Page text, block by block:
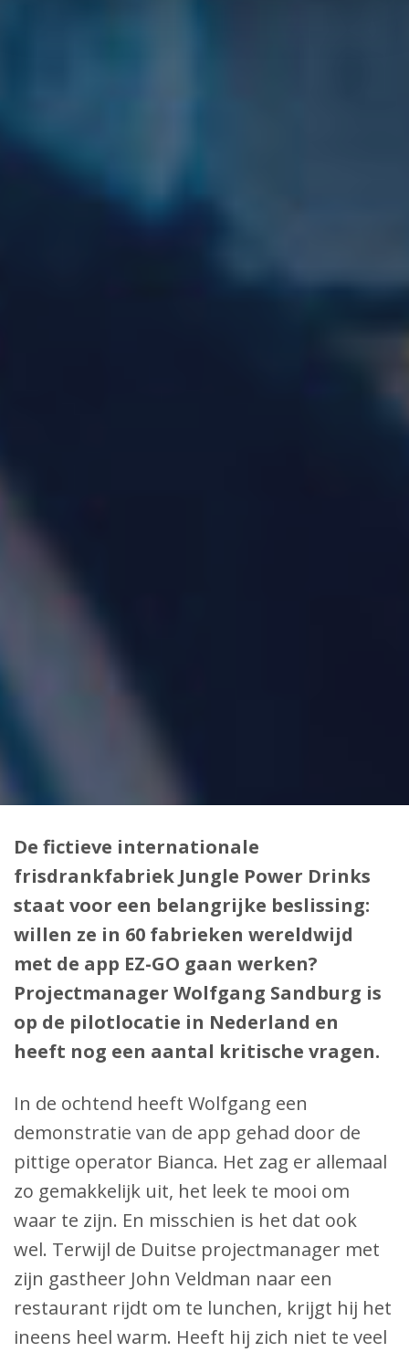
De fictieve internationale
frisdrankfabriek Jungle Power Drinks
staat voor een belangrijke beslissing:
willen ze in 60 fabrieken wereldwijd
met de app EZ-GO gaan werken?
Projectmanager Wolfgang Sandburg is
op de pilotlocatie in Nederland en
heeft nog een aantal kritische vragen.
In de ochtend heeft Wolfgang een
demonstratie van de app gehad door de
pittige operator Bianca. Het zag er allemaal
zo gemakkelijk uit, het leek te mooi om
waar te zijn. En misschien is het dat ook
wel. Terwijl de Duitse projectmanager met
zijn gastheer John Veldman naar een
restaurant rijdt om te lunchen, krijgt hij het
ineens heel warm. Heeft hij zich niet te veel